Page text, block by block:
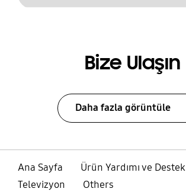
Bize Ulaşın
Daha fazla görüntüle
Ana Sayfa
Ürün Yardımı ve Destek
Televizyon
Others